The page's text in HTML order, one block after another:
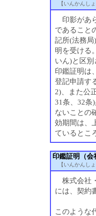
【いんかんし
印影があ
であること
記所(法務
明を受ける
いん)と区
印鑑証明は
登記申請す
2)、また公
31条、32条
ないことの
効期間は、
ているとこ
印鑑証明（会
【いんかんし
株式会社
には、契約
このような